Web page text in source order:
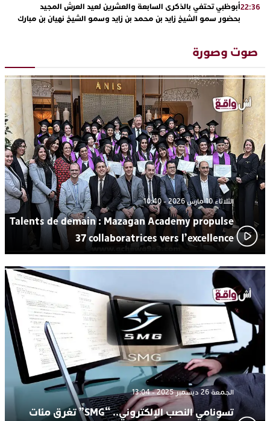
22:36أبوظبي تحتفي بالذكرى السابعة والعشرين لعيد العرش المجيد
بحضور سمو الشيخ زايد بن محمد بن زايد وسمو الشيخ نهيان بن مبارك
“كوفرة فالغيس”
19:11يقظة أمنية تنهي كابوس الفتاة القاصر: كواليس مثيرة لعملية تحرير
17:27 اتحاد المقاولات الإعلامية يقود قاطرة التكوين بالجديدة ويستضيف
الإعلامي سعيد بلفقير في دورة استثنائية
23:18ترسيخا لثقافة ترشيد الموارد المائية.. اختتام فعاليات النسخة الثانية
من “القرية الذكية للماء” بمركز الاصطياف ببوزنيقة
صوت وصورة
الثلاثاء 10 مارس 2026 - 10:40
Talents de demain : Mazagan Academy propulse
37 collaboratrices vers l’excellence
الجمعة 26 ديسمبر 2025 - 13:04
تسونامي النصب الإلكتروني.. “SMG” تغرق مئات